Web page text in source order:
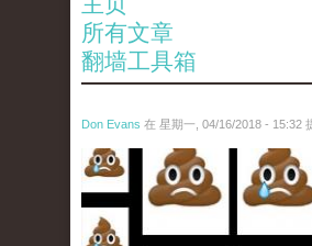
所有文章
翻墙工具箱
Don Evans 在 星期一, 04/16/2018 - 15:32
wechatimg1053.jpeg